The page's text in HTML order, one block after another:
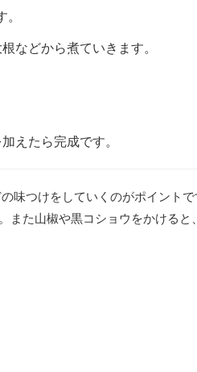
などから煮ていきます。
えたら完成です。
味つけをしていくのがポイント
た山椒や黒コショウをかける